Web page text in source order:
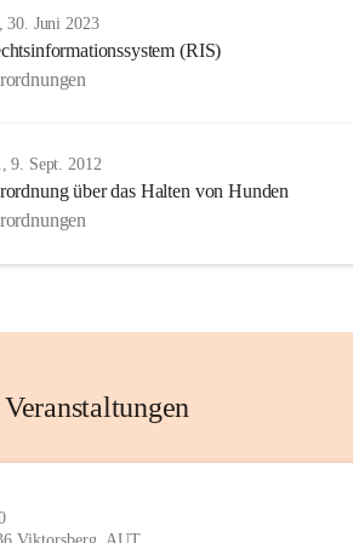
30. Juni 2023
(RIS)
9. Sept. 2012
über das Halten von Hunden